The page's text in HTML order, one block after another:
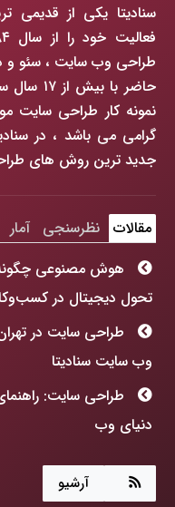
سنادیتا یکی از قدیمی
طراحی وب سایت ، سئو و
نمونه کار طراحی سایت
گرامی می باشد ، در
جدید ترین روش های
مقالات نظرسنجی
آمار
هوش مصنوعی
تحول دیجیتال در
طراحی سایت در
وب سایت سنادیتا
طراحی سایت:
دنیای وب
هوش مصنوعی چگونه
طراحی سایت: فراتر
آرشیو